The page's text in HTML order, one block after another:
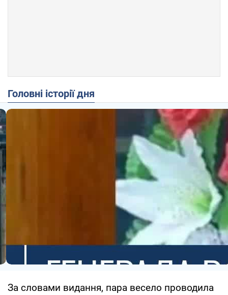
Головні історії дня
За словами видання, пара весело проводила